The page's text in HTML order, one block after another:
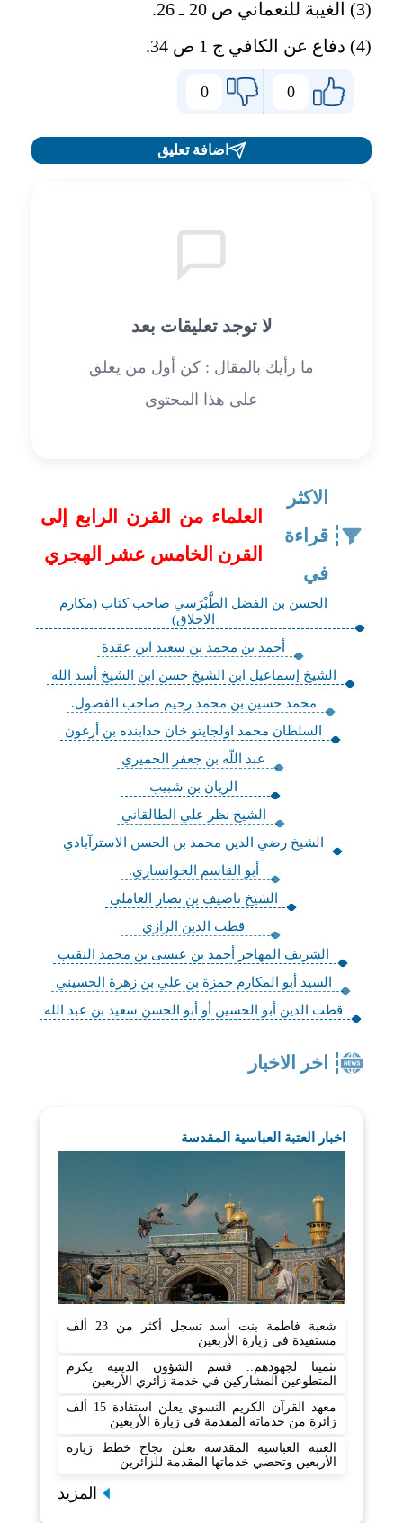
(3) الغيبة للنعماني ص 20 ـ 26.
(4) دفاع عن الكافي ج 1 ص 34.
0
0
اضافة تعليق
لا توجد تعليقات بعد
ما رأيك بالمقال : كن أول من يعلق
على هذا المحتوى
الاكثر
قراءة
في
العلماء من القرن الرابع إلى
القرن الخامس عشر الهجري
الحسن بن الفضل الطَّبْرَسي صاحب كتاب (مكارم
الاخلاق)
أحمد بن محمد بن سعيد ابن عقدة
الشيخ إسماعيل ابن الشيخ حسن ابن الشيخ أسد الله
محمد حسين بن محمد رحيم صاحب الفصول.
السلطان محمد اولجايتو خان خدابنده بن أرغون
عبد اللّه بن جعفر الحميري
الريان بن شبيب
الشيخ نظر علي الطالقاني
الشيخ رضي الدين محمد بن الحسن الاسترآبادي
أبو القاسم الخوانساري.
الشيخ ناصيف بن نصار العاملي
قطب الدين الرازي
الشريف المهاجر أحمد بن عيسى بن محمد النقيب
السيد أبو المكارم حمزة بن علي بن زهرة الحسيني
قطب الدين أبو الحسين أو أبو الحسن سعيد بن عبد الله
اخر الاخبار
اخبار العتبة العباسية المقدسة
شعبة فاطمة بنت أسد تسجل أكثر من 23 ألف
مستفيدة في زيارة الأربعين
تثمينا لجهودهم.. قسم الشؤون الدينية يكرم
المتطوعين المشاركين في خدمة زائري الأربعين
معهد القرآن الكريم النسوي يعلن استفادة 15 ألف
زائرة من خدماته المقدمة في زيارة الأربعين
العتبة العباسية المقدسة تعلن نجاح خطط زيارة
الأربعين وتحصي خدماتها المقدمة للزائرين
المزيد